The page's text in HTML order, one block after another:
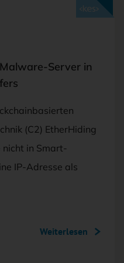
Server in
(C2) EtherHiding
nicht in Smart-
IP-Adresse als
Weiterlesen